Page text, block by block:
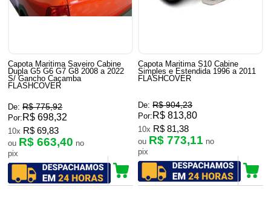
Capota Maritima Saveiro Cabine
Dupla G5 G6 G7 G8 2008 a 2022
S/ Gancho Caçamba
FLASHCOVER
De: R$ 775,92
Por: R$ 698,32
10x R$ 69,83
ou R$ 663,40 no
pix
Capota Maritima S10 Cabine
Simples e Estendida 1996 a 2011
FLASHCOVER
De: R$ 904,23
Por: R$ 813,80
10x R$ 81,38
ou R$ 773,11 no
pix